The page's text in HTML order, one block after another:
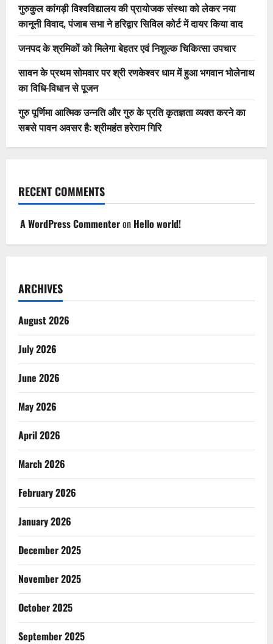
गुरुकुल कांगड़ी विश्वविद्यालय की प्रायोजक संस्था को लेकर नया
कानूनी विवाद, पंजाब सभा ने हरिद्वार सिविल कोर्ट में दायर किया वाद
जनपद के श्रमिकों को मिलेगा बेहतर एवं निशुल्क चिकित्सा उपचार
सावन के प्रथम सोमवार पर श्री रणकेश्वर धाम में हुआ भगवान भोलेनाथ
का विधि-विधान से पूजन
गुरु पूर्णिमा आत्मिक उन्नति और गुरु के प्रति कृतज्ञता व्यक्त करने का
सबसे पावन अवसर है: श्रीमहंत हरेराम गिरि
RECENT COMMENTS
A WordPress Commenteron Hello world!
ARCHIVES
August 2026
July 2026
June 2026
May 2026
April 2026
March 2026
February 2026
January 2026
December 2025
November 2025
October 2025
September 2025